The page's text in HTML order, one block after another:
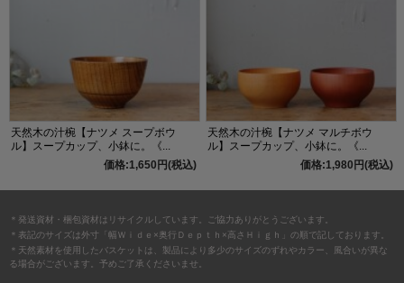
天然木の汁椀【ナツメ スープボウ
ル】スープカップ、小鉢に。《...
価格:1,650円(税込)
天然木の汁椀【ナツメ マルチボウ
ル】スープカップ、小鉢に。《...
価格:1,980円(税込)
＊発送資材・梱包資材はリサイクルしています。ご協力ありがとうございます。
＊表記のサイズは外寸「幅Ｗｉｄｅ×奥行Ｄｅｐｔｈ×高さＨｉｇｈ」の順で記しております。
＊天然素材を使用したバスケットは、製品により多少のサイズのずれやカラー、風合いが異な
る場合がございます。予めご了承くださいませ。